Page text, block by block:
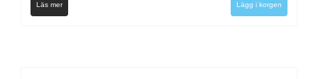
Läs mer